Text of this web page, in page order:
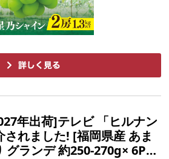
年出荷]テレビ 「ヒルナン
されました! [福岡県産 あま
グランデ 約250-270g× 6P